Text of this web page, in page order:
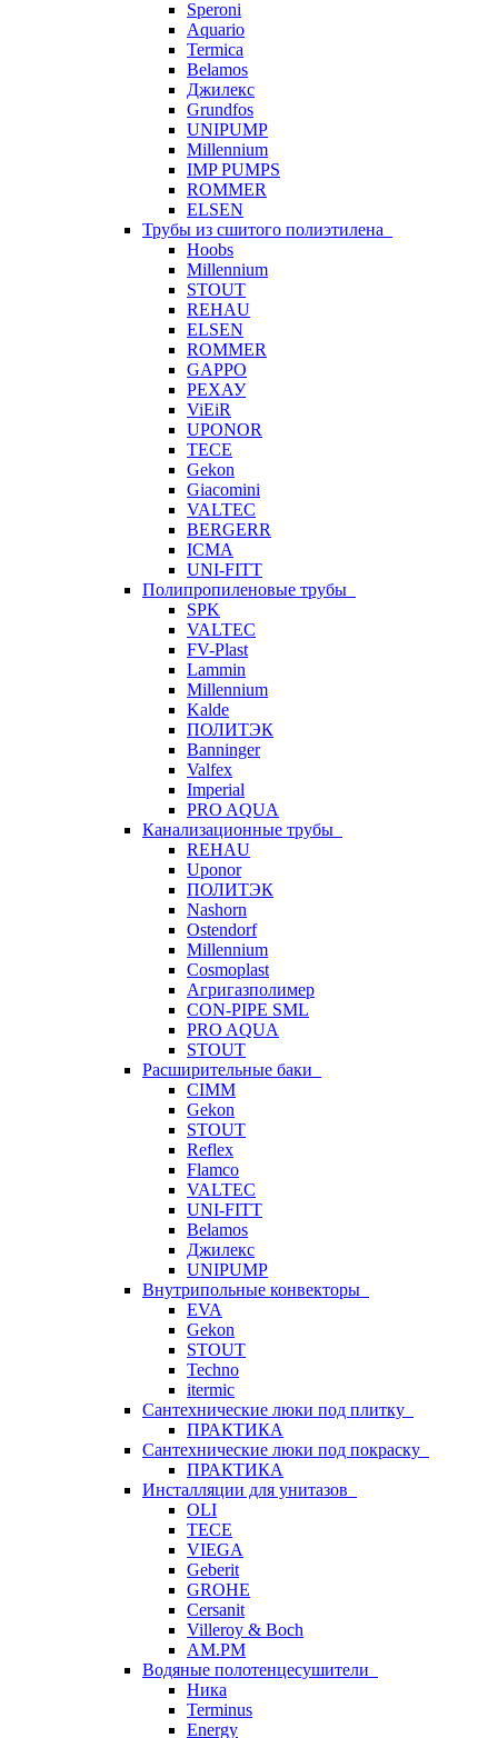
Speroni
Aquario
Termica
Belamos
Джилекс
Grundfos
UNIPUMP
Millennium
IMP PUMPS
ROMMER
ELSEN
Трубы из сшитого полиэтилена
Hoobs
Millennium
STOUT
REHAU
ELSEN
ROMMER
GAPPO
РЕХАУ
ViEiR
UPONOR
TECE
Gekon
Giacomini
VALTEC
BERGERR
ICMA
UNI-FITT
Полипропиленовые трубы
SPK
VALTEC
FV-Plast
Lammin
Millennium
Kalde
ПОЛИТЭК
Banninger
Valfex
Imperial
PRO AQUA
Канализационные трубы
REHAU
Uponor
ПОЛИТЭК
Nashorn
Ostendorf
Millennium
Cosmoplast
Агригазполимер
CON-PIPE SML
PRO AQUA
STOUT
Расширительные баки
CIMM
Gekon
STOUT
Reflex
Flamco
VALTEC
UNI-FITT
Belamos
Джилекс
UNIPUMP
Внутрипольные конвекторы
EVA
Gekon
STOUT
Techno
itermic
Сантехнические люки под плитку
ПРАКТИКА
Сантехнические люки под покраску
ПРАКТИКА
Инсталляции для унитазов
OLI
TECE
VIEGA
Geberit
GROHE
Cersanit
Villeroy & Boch
AM.PM
Водяные полотенцесушители
Ника
Terminus
Energy